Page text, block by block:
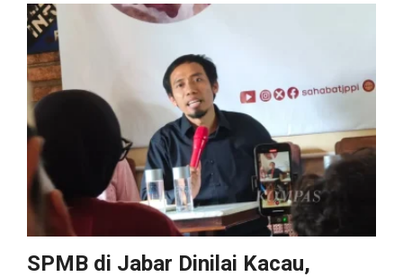
SPMB di Jabar Dinilai Kacau,